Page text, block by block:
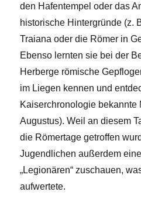
den Hafentempel oder das
historische Hintergründe (z.
Traiana oder die Römer in
Ebenso lernten sie bei der
Herberge römische
im Liegen kennen und
Kaiserchronologie bekannte
Augustus). Weil an diesem
die Römertage getroffen
Jugendlichen außerdem
„Legionären“ zuschauen,
aufwertete.